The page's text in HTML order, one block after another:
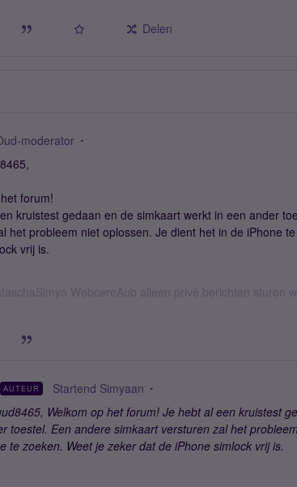
Delen
moderator
forum!
kruistest gedaan en de simkaart werkt in een ander
het probleem niet oplossen. Je dient het in de iPhone
vrij is.
WebcareAub alleen privé berichten sturen
AUTEUR Startend Simyaan
Welkom op het forum! Je hebt al een kruistest
toestel. Een andere simkaart versturen zal het
te zoeken. Weet je zeker dat de iPhone simlock vrij is.